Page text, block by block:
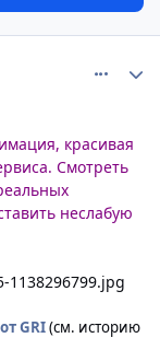
красивая
Смотреть
неслабую
GRI(см. историю